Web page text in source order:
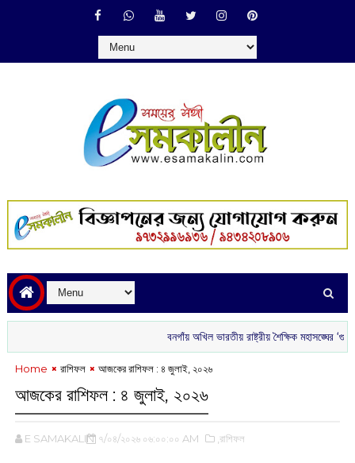
বনগাঁয় অখিল ভারতীয় রাষ্ট্রীয় শৈক্ষিক মহাসঙ্ঘের ‘গুরু বন্দন’
Home রাশিফল আজকের রাশিফল :‌ ‌‌৪ জুলাই, ২০২৬
আজকের রাশিফল :‌ ‌‌৪ জুলাই, ২০২৬
E SAMAKALIN ৭/০৪/২০২৬ ০৬:০০:০০ AM ,রাশিফল